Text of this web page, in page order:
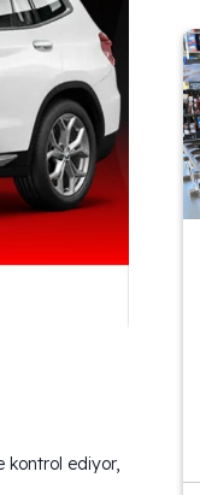
kontrol ediyor,